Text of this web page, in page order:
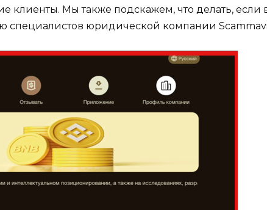
клиенты. Мы также подскажем, что делать, если
юридической компании